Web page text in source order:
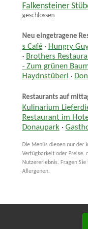
Falkensteiner
geschlossen
Neu eingetragene
s Café· Hungry
· Brothers
- Zum grünen
Haydnstüberl ·
Restaurants auf
Kulinarium
Restaurant im
Donaupark·
Die Menüs dienen nur der
Verfügbarkeit oder Preise.
Nutzererlebnis. Fragen
Allergenen.